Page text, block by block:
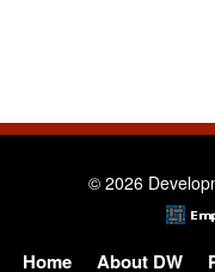
© 2026
Home About DW